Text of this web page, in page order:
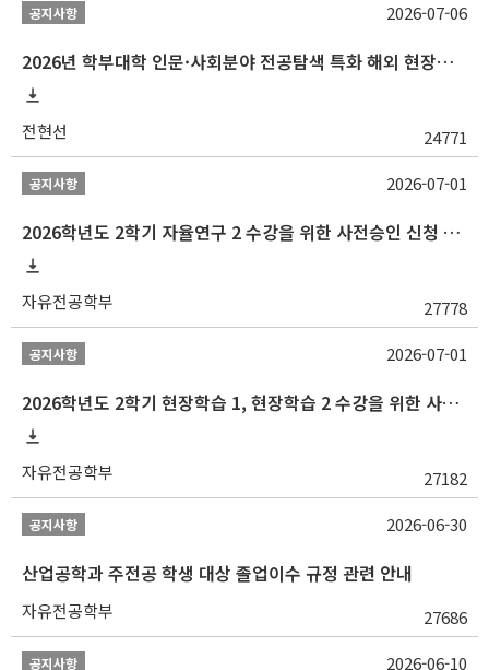
공지사항
2026년 학부대학 인문·사회분야 전공탐색 특화 해외 현장학습 프로그램(중국) 모집 안내
전현선 24771
2026-07-06
공지사항
2026학년도 2학기 자율연구 2 수강을 위한 사전승인 신청 안내
자유전공학부 27778
2026-07-01
공지사항
2026학년도 2학기 현장학습 1, 현장학습 2 수강을 위한 사전승인 신청 안내
자유전공학부 27182
2026-07-01
공지사항
산업공학과 주전공 학생 대상 졸업이수 규정 관련 안내
자유전공학부 27686
2026-06-30
공지사항 2026-06-10